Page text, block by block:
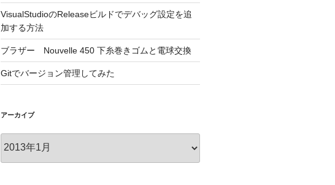
VisualStudioのReleaseビルドでデバッグ設定を追
加する方法
ブラザー Nouvelle 450 下糸巻きゴムと電球交換
Gitでバージョン管理してみた
アーカイブ
ー